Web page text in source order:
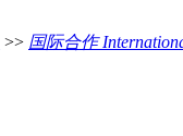
>> 国际合作